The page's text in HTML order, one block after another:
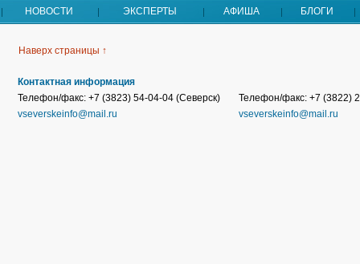
НОВОСТИ ЭКСПЕРТЫ АФИША БЛОГИ
Наверх страницы ↑
Контактная информация
Телефон/факс: +7 (3823) 54-04-04 (Северск)
vseverskeinfo@mail.ru
Телефон/факс: +7 (3822)
vseverskeinfo@mail.ru